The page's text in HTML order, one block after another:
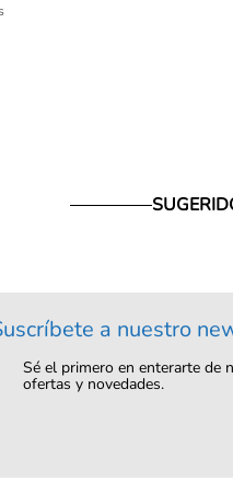
a nuestro
Sé el primero en enterarte de
ofertas y novedades.